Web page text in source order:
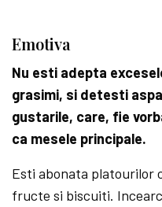
Emotiva
Nu esti adepta
grasimi, si detesti
gustarile, care, fie
ca mesele principale.
Esti abonata platourilor
fructe si biscuiti.